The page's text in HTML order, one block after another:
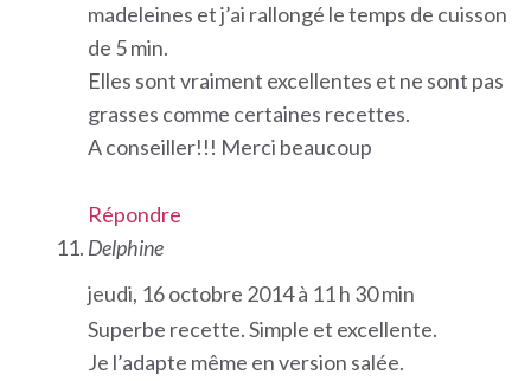
madeleines et j’ai rallongé le temps de cuisson
de 5 min.
Elles sont vraiment excellentes et ne sont pas
grasses comme certaines recettes.
A conseiller!!! Merci beaucoup
Répondre
Delphine
jeudi, 16 octobre 2014 à 11 h 30 min
Superbe recette. Simple et excellente.
Je l’adapte même en version salée.